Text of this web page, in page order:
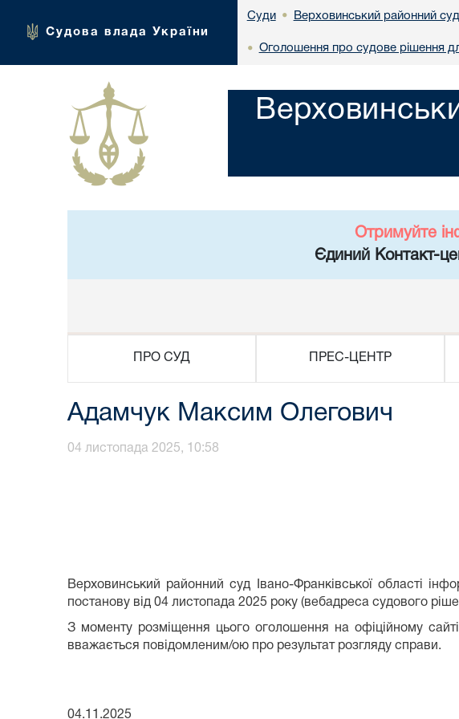
Судова влада України
Суди • Верховинський районний
• Оголошення про судове рішення
Отримуйте
Єдиний Контакт-
ПРО СУД ПРЕС-ЦЕНТР
Адамчук Максим Олегович
04 листопада 2025, 10:58
Верховинський районний суд Івано-Франківської області
постанову від 04 листопада 2025 року (вебадреса судового
З моменту розміщення цього оголошення на офіційному
вважається повідомленим/ою про результат розгляду справи.
04.11.2025